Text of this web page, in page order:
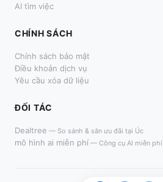
AI tìm việc
CHÍNH SÁCH
Chính sách bảo mật
Điều khoản dịch vụ
Yêu cầu xóa dữ liệu
ĐỐI TÁC
Dealtree — So sánh & săn ưu đãi tại Úc
mô hình ai miễn phí — Công cụ AI miễn phí